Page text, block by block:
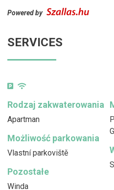
Powered by
SERVICES
Rodzaj zakwaterowania
Apartman
Możliwość parkowania
Vlastní parkoviště
Pozostałe
Winda